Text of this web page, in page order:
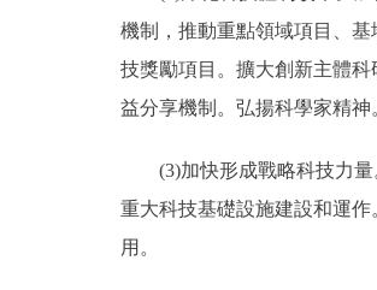
機制，推動重點領域項目、
技獎勵項目。擴大創新主體
益分享機制。弘揚科學家精
(3)加快形成戰略科技力量
重大科技基礎設施建設和運
用。